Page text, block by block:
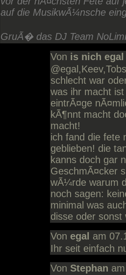
auf die MusikwÃ¼nsche
GruÃ� das DJ Team
Von is nich egal
schlecht war
was ihr macht
eintrÃ¤ge
kÃ¶nnt macht
macht!
ich fand die fete
geblieben! die
kanns doch gar
GeschmÃ¤cker
wÃ¼rde warum
noch sagen:
minimal was
disse oder sonst
Von egal am
Ihr seit einfach
Von Stephan